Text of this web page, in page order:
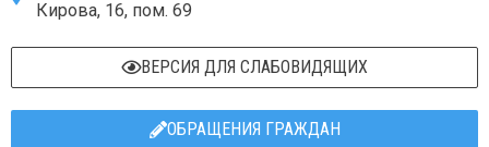
Кирова, 16, пом. 69
ВЕРСИЯ ДЛЯ СЛАБОВИДЯЩИХ
ОБРАЩЕНИЯ ГРАЖДАН